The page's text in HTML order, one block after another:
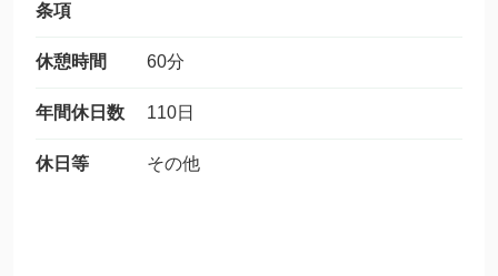
条項
休憩時間 60分
年間休日数 110日
休日等 その他